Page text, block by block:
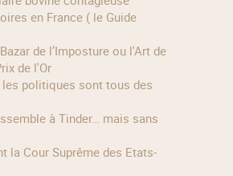
de l'Or